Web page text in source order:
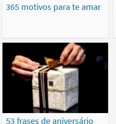
365 motivos para te amar
53 frases de aniversário